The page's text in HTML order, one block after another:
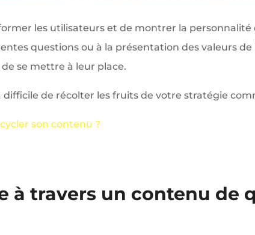
les utilisateurs et de montrer la personnalité
questions ou à la présentation des valeurs
se mettre à leur place.
difficile de récolter les fruits de votre stratégie
son contenu ?
à travers un contenu de